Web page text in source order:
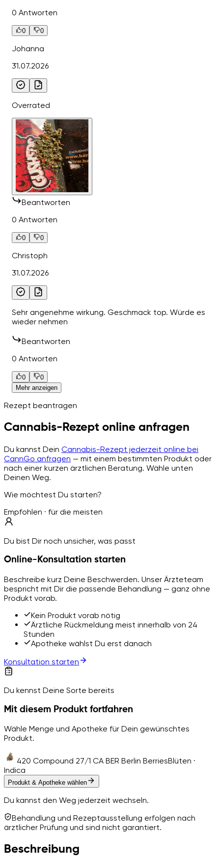
0 Antworten
0 0
Johanna
31.07.2026
Overrated
Beantworten
0 Antworten
0 0
Christoph
31.07.2026
Sehr angenehme wirkung. Geschmack top. Würde es
wieder nehmen
Beantworten
0 Antworten
0
0
Mehr anzeigen
Rezept beantragen
Cannabis-Rezept online anfragen
Du kannst Dein Cannabis-Rezept jederzeit online bei
CannGo anfragen — mit einem bestimmten Produkt oder
nach einer kurzen ärztlichen Beratung. Wähle unten
Deinen Weg.
Wie möchtest Du starten?
Empfohlen · für die meisten
Du bist Dir noch unsicher, was passt
Online-Konsultation starten
Beschreibe kurz Deine Beschwerden. Unser Ärzteteam
bespricht mit Dir die passende Behandlung — ganz ohne
Produkt vorab.
Kein Produkt vorab nötig
Ärztliche Rückmeldung meist innerhalb von 24
Stunden
Apotheke wählst Du erst danach
Konsultation starten
Du kennst Deine Sorte bereits
Mit diesem Produkt fortfahren
Wähle Menge und Apotheke für Dein gewünschtes
Produkt.
420 Compound 27/1 CA BER Berlin BerriesBlüten ·
Indica
Produkt & Apotheke wählen
Du kannst den Weg jederzeit wechseln.
Behandlung und Rezeptausstellung erfolgen nach
ärztlicher Prüfung und sind nicht garantiert.
Beschreibung